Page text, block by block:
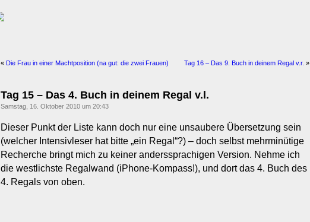
« Die Frau in einer Machtposition (na gut: die zwei Frauen) Tag 16 – Das 9. Buch in deinem Regal v.r. »
Tag 15 – Das 4. Buch in deinem Regal v.l.
Samstag, 16. Oktober 2010 um 20:43
Dieser Punkt der Liste kann doch nur eine unsaubere Übersetzung sein
(welcher Intensivleser hat bitte „ein Regal“?) – doch selbst mehrminütige
Recherche bringt mich zu keiner anderssprachigen Version. Nehme ich
die westlichste Regalwand (iPhone-Kompass!), und dort das 4. Buch des
4. Regals von oben.